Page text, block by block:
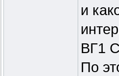
и
ВГ1
По